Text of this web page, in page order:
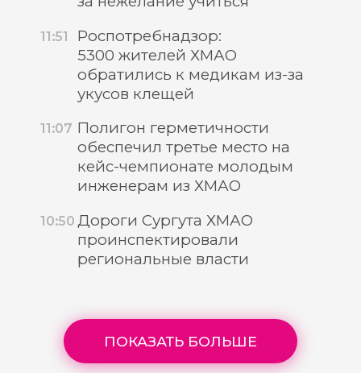
11:51
Роспотребнадзор:
5300 жителей ХМАО
обратились к медикам из-за
укусов клещей
11:07 Полигон герметичности
обеспечил третье место на
кейс-чемпионате молодым
инженерам из ХМАО
10:50 Дороги Сургута ХМАО
проинспектировали
региональные власти
ПОКАЗАТЬ БОЛЬШЕ